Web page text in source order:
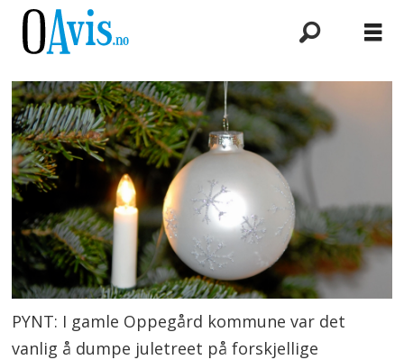
PYNT: I gamle Oppegård kommune var det
vanlig å dumpe juletreet på forskjellige